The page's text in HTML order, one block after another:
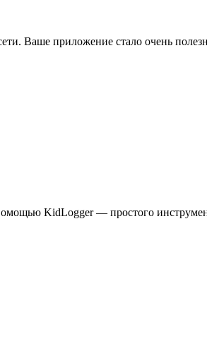
Ваше приложение стало очень
KidLogger — простого